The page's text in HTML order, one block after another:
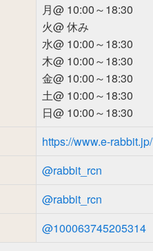
月@ 10:00～18:30
火@ 休み
水@ 10:00～18:30
木@ 10:00～18:30
金@ 10:00～18:30
土@ 10:00～18:30
日@ 10:00～18:30
https://www.e-rabbit.jp/
@rabbit_rcn
@rabbit_rcn
@100063745205314